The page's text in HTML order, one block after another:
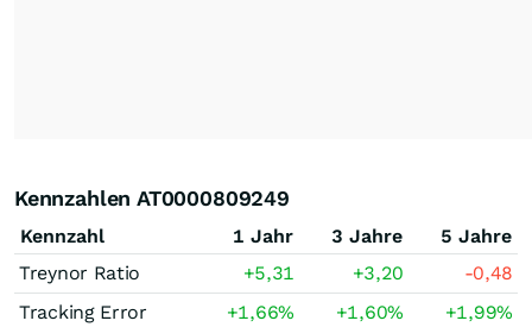
Kennzahlen AT0000809249
Kennzahl 1 Jahr 3 Jahre
5 Jahre
Treynor Ratio
+5,31 +3,20
-0,48
Tracking Error
+1,66% +1,60% +1,99%